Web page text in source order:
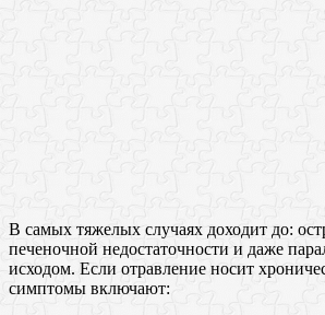
В самых тяжелых случаях доходит до:
печеночной недостаточности и даже
исходом. Если отравление носит
симптомы включают: